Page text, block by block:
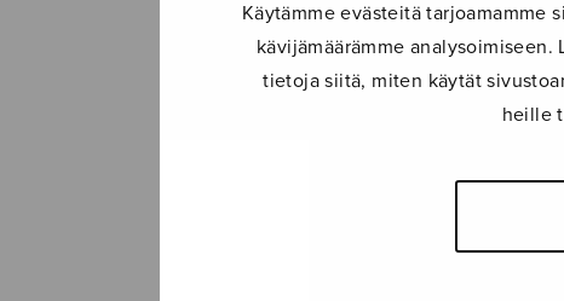
Käytämme evästeitä tarjoamamme
kävijämäärämme
tietoja siitä, miten käytät
heille
TAPAHTUMAT
ILMOITA TAPAHTUMA